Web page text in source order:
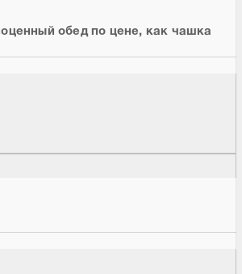
обед по цене, как чашка